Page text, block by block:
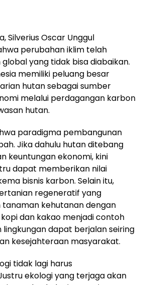
Silverius Oscar Unggul
perubahan iklim telah
yang tidak bisa diabaikan.
memiliki peluang besar
hutan sebagai sumber
melalui perdagangan karbon
hutan.
paradigma pembangunan
Jika dahulu hutan ditebang
keuntungan ekonomi, kini
dapat memberikan nilai
bisnis karbon. Selain itu,
regeneratif yang
kehutanan dengan
dan kakao menjadi contoh
dapat berjalan seiring
kesejahteraan masyarakat.
tidak lagi harus
ekologi yang terjaga akan